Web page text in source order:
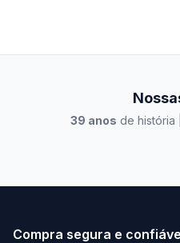
39 anos de história |
Compra segura e